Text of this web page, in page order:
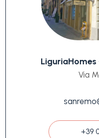
Via
+39